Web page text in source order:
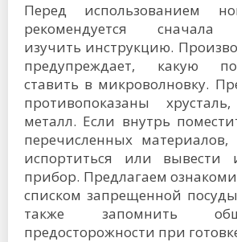
Перед использованием
рекомендуется сначала
изучить инструкцию.
предупреждает, какую
ставить в микроволновку.
противопоказаны
металл. Если внутрь
перечисленных
испортиться или вывести
прибор. Предлагаем
списком запрещенной
также запомнить
предосторожности при